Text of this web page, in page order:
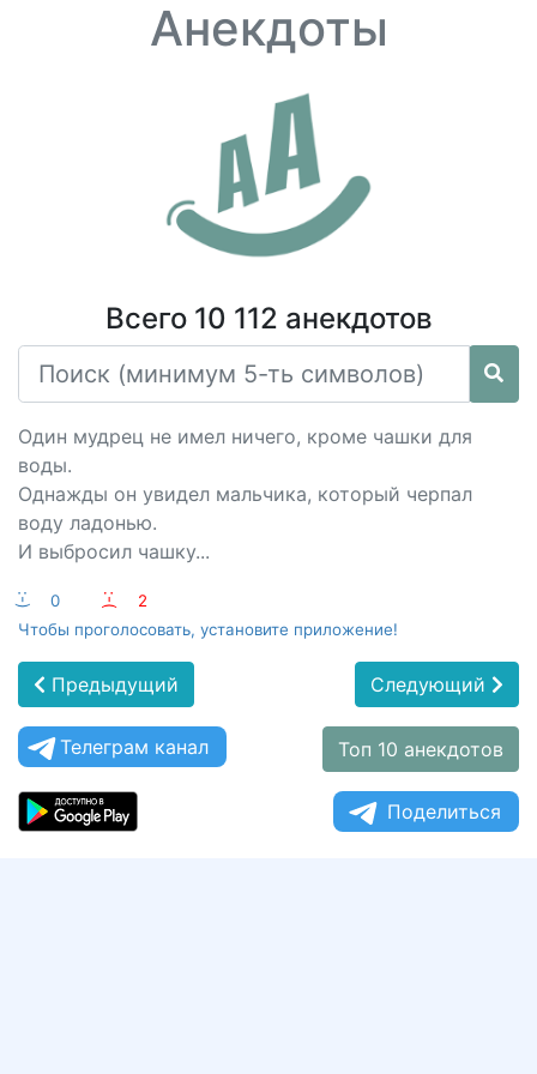
Анекдоты
Всего 10 112 анекдотов
Один мудрец не имел ничего, кроме чашки для
воды.
Однажды он увидел мальчика, который черпал
воду ладонью.
И выбросил чашку...
:-) 0 :-(
2
Чтобы проголосовать, установите приложение!
Предыдущий Следующий
Телеграм канал Топ 10 анекдотов
Поделиться